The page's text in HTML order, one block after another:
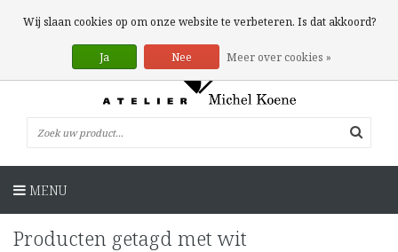
0 Artikelen
MENU
Producten getagd met wit
Wij slaan cookies op om onze website te verbeteren. Is dat akkoord?
Ja Nee Meer over cookies »